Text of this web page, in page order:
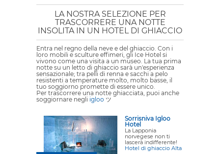
LA NOSTRA SELEZIONE PER
TRASCORRERE UNA NOTTE
INSOLITA IN UN HOTEL DI GHIACCIO
Entra nel regno della neve e del ghiaccio. Con i
loro mobili e sculture effimeri, gli Ice Hotel si
vivono come una visita a un museo. La tua prima
notte su un letto di ghiaccio sarà un'esperienza
sensazionale; tra pelli di renna e sacchi a pelo
resistenti a temperature molto, molto basse, il
tuo soggiorno promette di essere unico.
Per trascorrere una notte ghiacciata, puoi anche
soggiornare negli igloo ツ
Sorrisniva Igloo
Hotel
La Lapponia
norvegese non ti
lascerà indifferente!
Hotel di ghiaccio Alta